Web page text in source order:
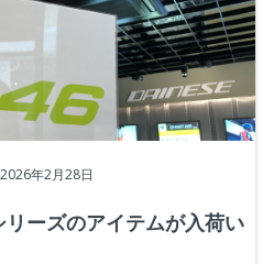
年2月28日
リーズのアイテムが入荷い